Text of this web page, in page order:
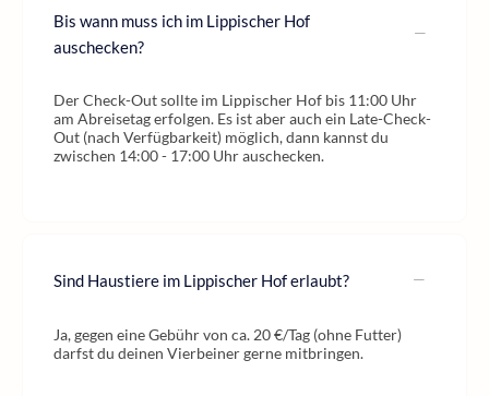
Bis wann muss ich im Lippischer Hof
auschecken?
Der Check-Out sollte im Lippischer Hof bis 11:00 Uhr
am Abreisetag erfolgen. Es ist aber auch ein Late-Check-
Out (nach Verfügbarkeit) möglich, dann kannst du
zwischen 14:00 - 17:00 Uhr auschecken.
Sind Haustiere im Lippischer Hof erlaubt?
Ja, gegen eine Gebühr von ca. 20 €/Tag (ohne Futter)
darfst du deinen Vierbeiner gerne mitbringen.